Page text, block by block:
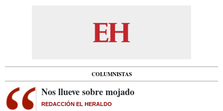
COLUMNISTAS
Nos llueve sobre mojado
REDACCIÓN EL HERALDO